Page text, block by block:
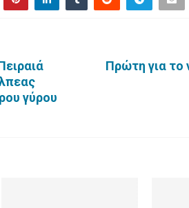
γύρου
Πρώτη για το